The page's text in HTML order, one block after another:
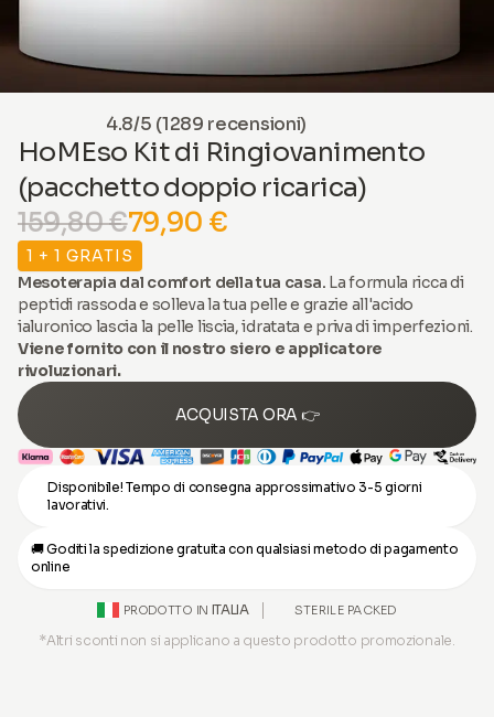
4.8/5 (1289 recensioni)
HoMEso Kit di Ringiovanimento
(pacchetto doppio ricarica)
159,80 €79,90 €
1 + 1 GRATIS
Mesoterapia dal comfort della tua casa. La formula ricca di
peptidi rassoda e solleva la tua pelle e grazie all'acido
ialuronico lascia la pelle liscia, idratata e priva di imperfezioni.
Viene fornito con il nostro siero e applicatore
rivoluzionari.
ACQUISTA ORA 👉
Disponibile! Tempo di consegna approssimativo 3-5 giorni
lavorativi.
🚚 Goditi la spedizione gratuita con qualsiasi metodo di pagamento
online
PRODOTTO IN ITALIA STERILE PACKED
*Altri sconti non si applicano a questo prodotto promozionale.